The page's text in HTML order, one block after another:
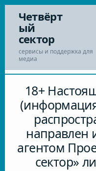
сути
Четвёрт
ый
сектор
сервисы и поддержка для
медиа
18+
направлен
агентом
сектор»